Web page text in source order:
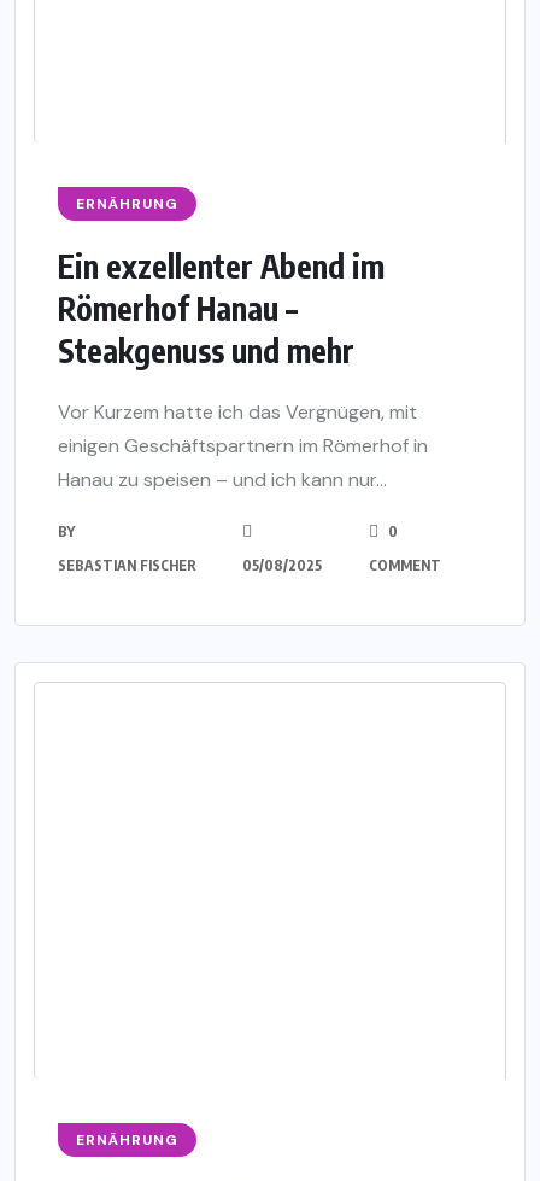
ERNÄHRUNG
Ein exzellenter Abend im
Römerhof Hanau –
Steakgenuss und mehr
Vor Kurzem hatte ich das Vergnügen, mit
einigen Geschäftspartnern im Römerhof in
Hanau zu speisen – und ich kann nur...
BY
SEBASTIAN FISCHER
05/08/2025
0
COMMENT
ERNÄHRUNG